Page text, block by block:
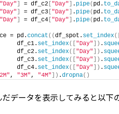
"Day" = df_c2 "Day" . pipe( pd.
"Day" = df_c3 "Day" . pipe( pd.
"Day" = df_c4 "Day" . pipe( pd.
= pd.concat ((df_spot. set_index([
df_c1.
set_index([ "Day" ]) .
df_c2.
set_index([ "Day" ]) .
df_c3.
set_index([ "Day" ]) .
df_c4.
set_index([ "Day" ]) .
, "3M", "4M" ]) .dropna()
データを表示してみると以下